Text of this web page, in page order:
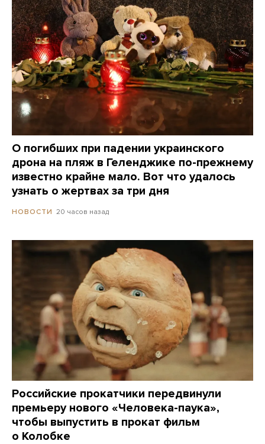
О погибших при падении украинского
дрона на пляж в Геленджике по-прежнему
известно крайне мало. Вот что удалось
узнать о жертвах за три дня
НОВОСТИ 20 часов назад
Российские прокатчики передвинули
премьеру нового «Человека-паука»,
чтобы выпустить в прокат фильм
о Колобке